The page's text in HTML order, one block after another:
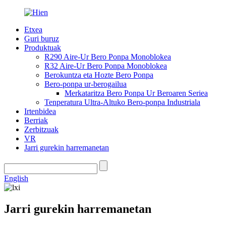
Etxea
Guri buruz
Produktuak
R290 Aire-Ur Bero Ponpa Monoblokea
R32 Aire-Ur Bero Ponpa Monoblokea
Berokuntza eta Hozte Bero Ponpa
Bero-ponpa ur-berogailua
Merkataritza Bero Ponpa Ur Beroaren Seriea
Tenperatura Ultra-Altuko Bero-ponpa Industriala
Irtenbidea
Berriak
Zerbitzuak
VR
Jarri gurekin harremanetan
English
Jarri gurekin harremanetan